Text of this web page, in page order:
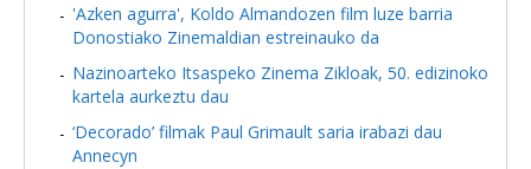
'Azken agurra', Koldo Almandozen film luze barria
Donostiako Zinemaldian estreinauko da
Nazinoarteko Itsaspeko Zinema Zikloak, 50. edizinoko
kartela aurkeztu dau
‘Decorado’ filmak Paul Grimault saria irabazi dau
Annecyn